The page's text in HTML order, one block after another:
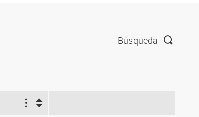
Búsqueda